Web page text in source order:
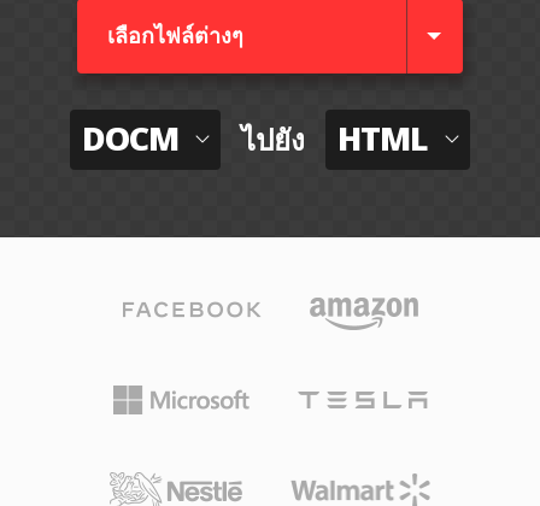
เลือกไฟล์ต่างๆ​
DOCM ไปยัง HTML